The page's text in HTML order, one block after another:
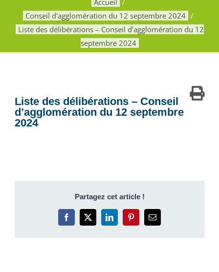
Accueil
Conseil d'agglomération du 12 septembre 2024
Liste des délibérations – Conseil d’agglomération du 12
septembre 2024
Liste des délibérations – Conseil
d’agglomération du 12 septembre
2024
Partagez cet article !
Facebook
X LinkedInPinterestEmail